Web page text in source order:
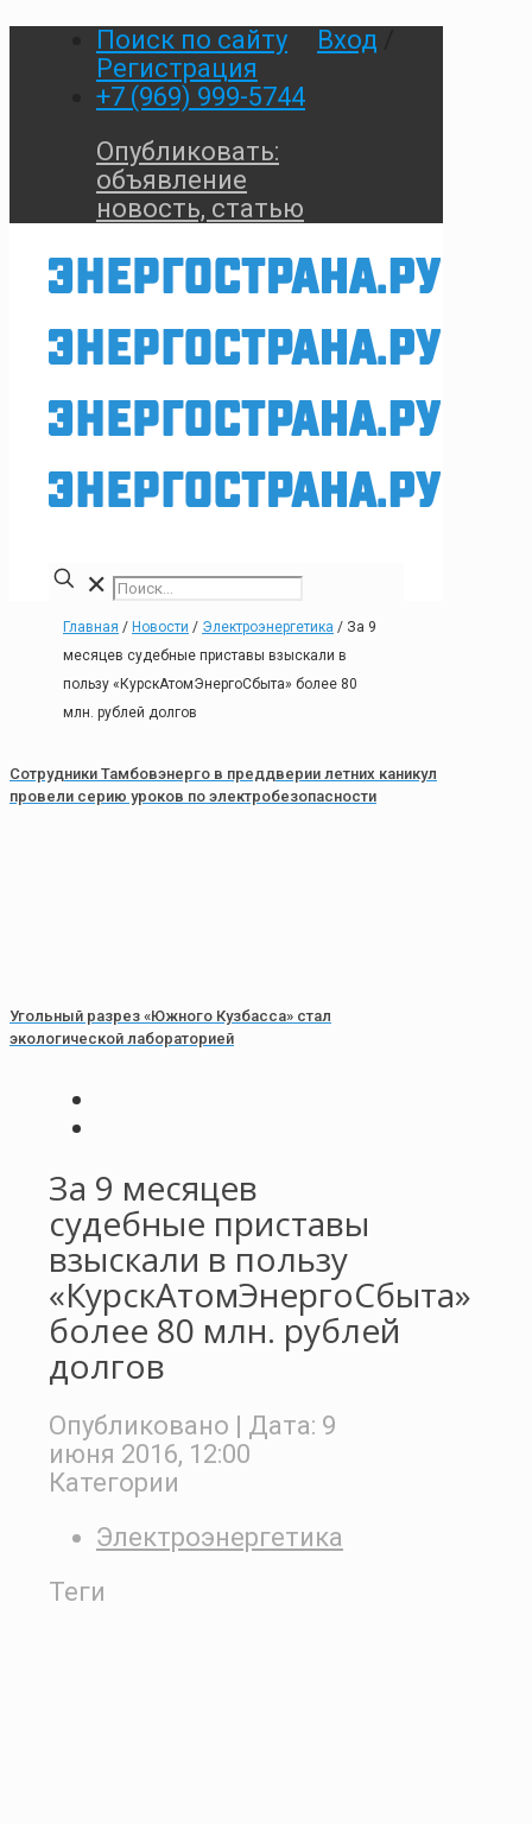
Поиск по сайту Вход
Регистрация
+7 (969) 999-5744
Опубликовать:
объявление
новость, статью
✕
Главная / Новости / Электроэнергетика / За 9
месяцев судебные приставы взыскали в
пользу «КурскАтомЭнергоСбыта» более 80
млн. рублей долгов
Сотрудники Тамбовэнерго в преддверии летних каникул
провели серию уроков по электробезопасности
Угольный разрез «Южного Кузбасса» стал
экологической лабораторией
За 9 месяцев
судебные приставы
взыскали в пользу
«КурскАтомЭнергоСбыта»
более 80 млн. рублей
долгов
Опубликовано | Дата: 9
июня 2016, 12:00
Категории
Электроэнергетика
Теги